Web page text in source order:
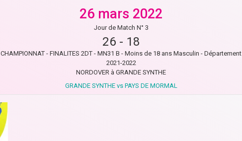
26 mars 2022
Jour de Match N° 3
26 - 18
CHAMPIONNAT - FINALITES 2DT - MN31 B - Moins de 18 ans Masculin - Département
2021-2022
NORDOVER à GRANDE SYNTHE
GRANDE SYNTHE vs PAYS DE MORMAL